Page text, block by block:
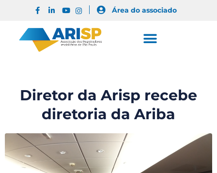
Área do associado
Diretor da Arisp recebe
diretoria da Ariba